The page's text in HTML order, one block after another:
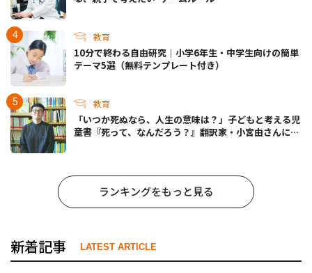
教育
10分で終わる自由研究｜小学6年生・中学生向けの簡単
テーマ5選（無料テンプレート付き）
教育
「いつか死ぬなら、人生の意味は？」子どもと考える児
童書『死って、なんだろう？』翻訳家・小宮由さんに聞
ランキングをもっと見る
新着記事 LATEST ARTICLE